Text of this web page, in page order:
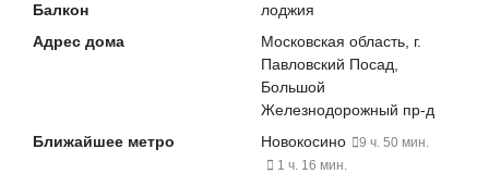
Балкон
лоджия
Адрес дома
Московская область, г.
Павловский Посад,
Большой
Железнодорожный пр-д
Ближайшее метро
Новокосино
9 ч. 50 мин.
1 ч. 16 мин.